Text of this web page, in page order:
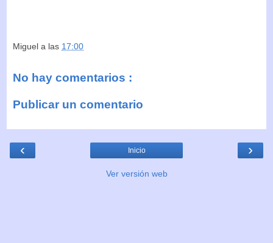
Miguel a las 17:00
No hay comentarios :
Publicar un comentario
‹ ›
Inicio
Ver versión web